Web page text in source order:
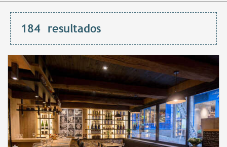
184 resultados